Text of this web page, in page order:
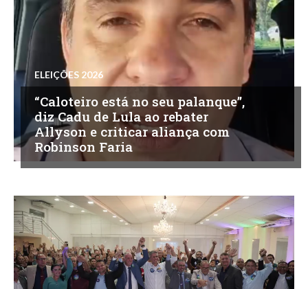
ELEIÇÕES 2026
“Caloteiro está no seu palanque”,
diz Cadu de Lula ao rebater
Allyson e criticar aliança com
Robinson Faria